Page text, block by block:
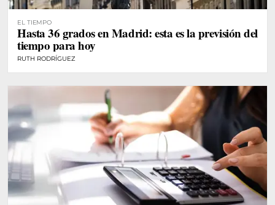
EL TIEMPO
Hasta 36 grados en Madrid: esta es la previsión del
tiempo para hoy
RUTH RODRÍGUEZ